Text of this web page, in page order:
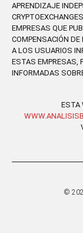
APRENDIZAJE
EMPRESAS QUE
COMPENSACIÓN
A LOS USUARIOS
ESTAS EMPRESAS,
INFORMADAS
ESTA
©